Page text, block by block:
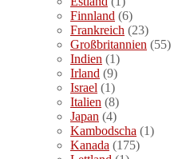
Finnland (6)
Frankreich (23)
Großbritannien (55)
Indien (1)
Irland (9)
Israel (1)
Italien (8)
Japan (4)
Kambodscha (1)
Kanada (175)